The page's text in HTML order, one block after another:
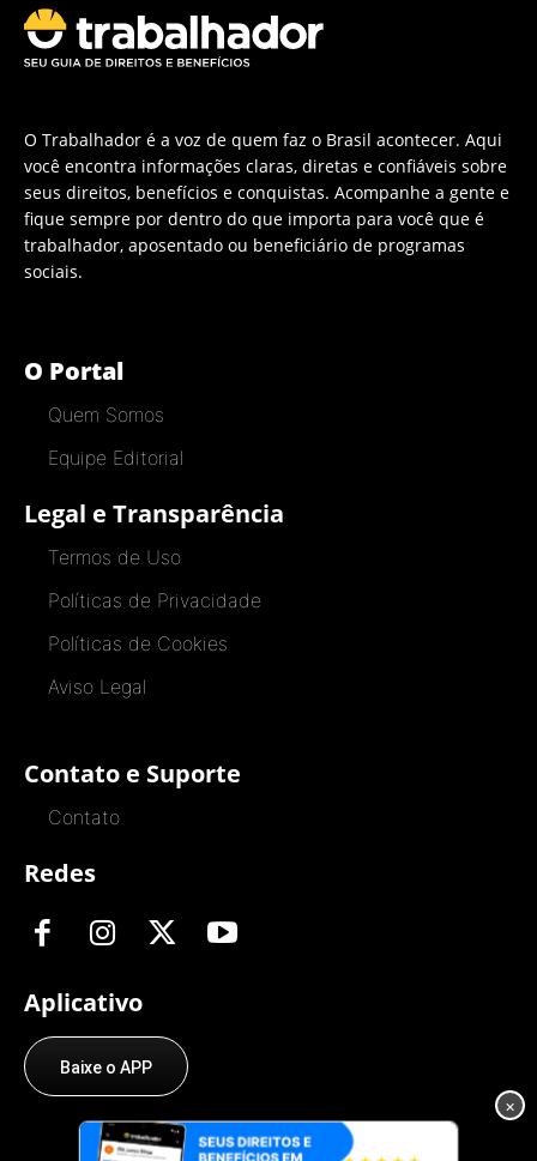
O Trabalhador é a voz de quem faz o Brasil acontecer. Aqui
você encontra informações claras, diretas e confiáveis sobre
seus direitos, benefícios e conquistas. Acompanhe a gente e
fique sempre por dentro do que importa para você que é
trabalhador, aposentado ou beneficiário de programas
sociais.
O Portal
Quem Somos
Equipe Editorial
Legal e Transparência
Termos de Uso
Políticas de Privacidade
Políticas de Cookies
Aviso Legal
Contato e Suporte
Contato
Redes
Aplicativo
Baixe o APP
×